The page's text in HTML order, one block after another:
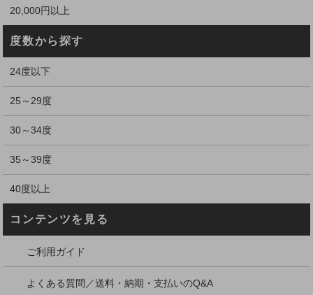
20,000円以上
度数から探す
24度以下
25～29度
30～34度
35～39度
40度以上
コンテンツを見る
ご利用ガイド
よくある質問／送料・納期・支払いのQ&A